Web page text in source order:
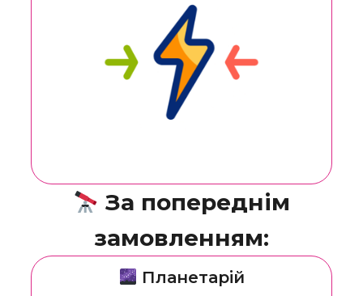
За попереднім
замовленням:
Планетарій